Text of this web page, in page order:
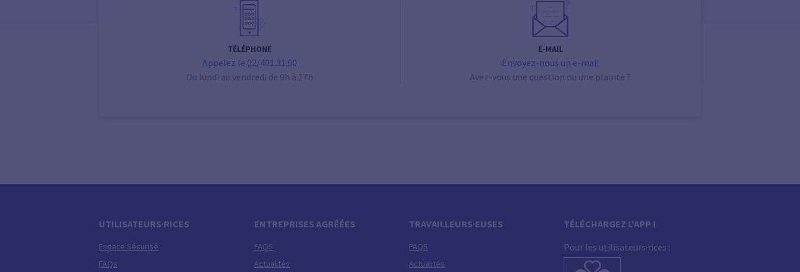
TÉLÉPHONE
Appelez le 02/401.31.60
Du lundi au vendredi de 9h à 17h
E-MAIL
Envoyez-nous un e-mail
Avez-vous une question ou une plainte ?
UTILISATEURS·RICES
Espace Sécurisé
FAQs
ENTREPRISES AGRÉÉES
FAQS
Actualités
TRAVAILLEURS·EUSES
FAQS
Actualités
TÉLÉCHARGEZ L'APP !
Pour les utilisateurs·rices :